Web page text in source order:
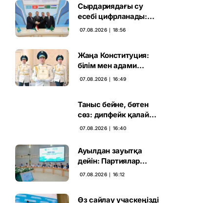
Сырдариядағы су
есебі цифрланады:
Орталық Азия ортақ
07.08.2026 ∣ 18:56
Жаңа Конституция:
білім мен адами
капиталға салынған
07.08.2026 ∣ 16:49
Таныс бейне, бөтен
сөз: дипфейк қалай
жұмыс істейді
07.08.2026 ∣ 16:40
Ауылдан зауытқа
дейін: Партиялар
сайлаушымен бетпе-
07.08.2026 ∣ 16:12
Өз сайлау учаскеңізді